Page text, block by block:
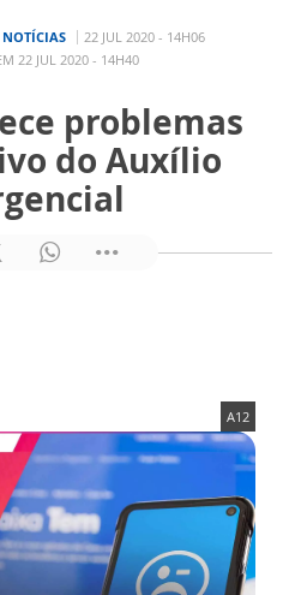
NOTÍCIAS
22 JUL 2020 - 14H06
22 JUL 2020 - 14H40
problemas
do Auxílio
A12